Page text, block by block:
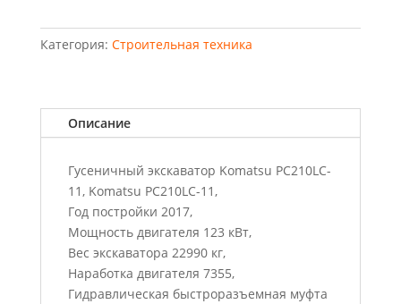
Категория: Строительная техника
Описание
Гусеничный экскаватор Komatsu PC210LC-
11, Komatsu PC210LC-11,
Год постройки 2017,
Мощность двигателя 123 кВт,
Вес экскаватора 22990 кг,
Наработка двигателя 7355,
Гидравлическая быстроразъемная муфта